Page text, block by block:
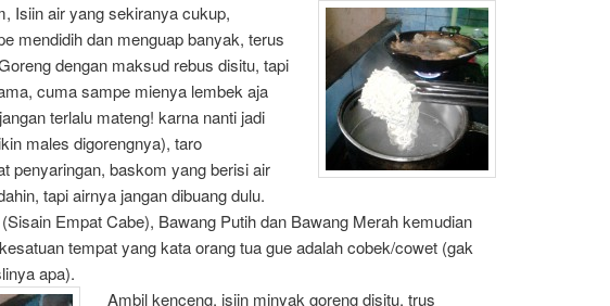
Isiin air yang sekiranya cukup,
mendidih dan menguap banyak, terus
dengan maksud rebus disitu, tapi
cuma sampe mienya lembek aja
terlalu mateng! karna nanti jadi
males digorengnya), taro
penyaringan, baskom yang berisi air
tapi airnya jangan dibuang dulu.
Empat Cabe), Bawang Putih dan Bawang Merah kemudian
tempat yang kata orang tua gue adalah cobek/cowet (gak
apa).
Ambil kenceng, isiin minyak goreng disitu, trus